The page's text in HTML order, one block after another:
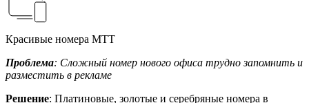
Красивые номера МТТ
Проблема: Сложный номер нового офиса трудно запомнить и
разместить в рекламе
Решение: Платиновые, золотые и серебряные номера в